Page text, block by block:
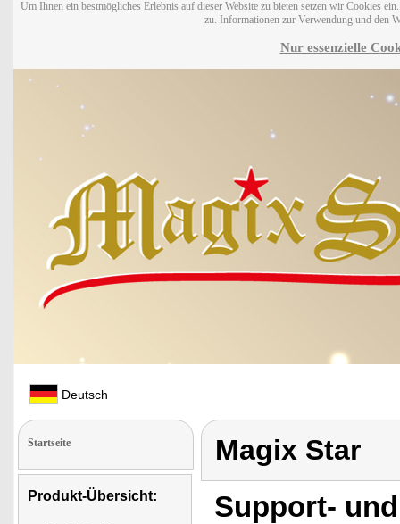
Um Ihnen ein bestmögliches Erlebnis auf dieser Website zu bieten setzen wir Cookies
zu. Informationen zur Verwendung und den
Nur essenzielle
Deutsch
Startseite
Produkt-Übersicht:
Magix Star
Support-